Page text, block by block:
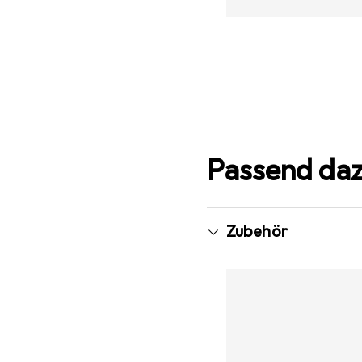
Passend
Zubehör